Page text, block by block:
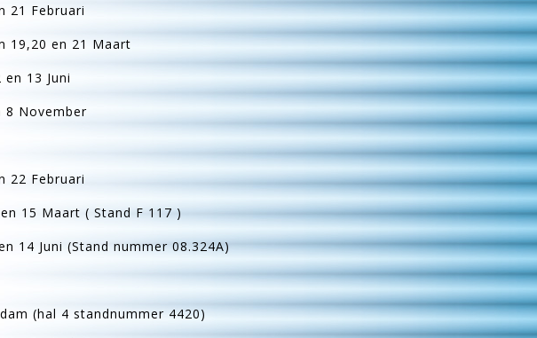
21 Februari
19,20 en 21 Maart
13 Juni
8 November
22 Februari
15 Maart ( Stand F 117 )
14 Juni (Stand nummer 08.324A)
(hal 4 standnummer 4420)